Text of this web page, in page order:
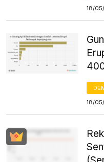
18/
18/